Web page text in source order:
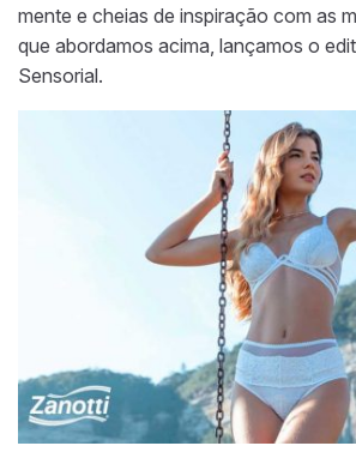
mente e cheias de inspiração com as
que abordamos acima, lançamos o
Sensorial.